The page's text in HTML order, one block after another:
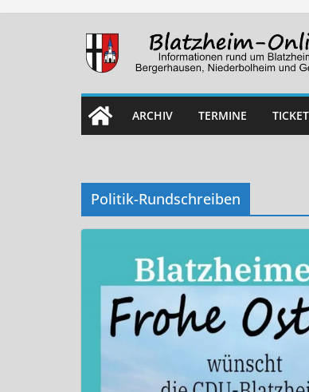
Skip
ARCHIV TERMINE
Politik-Rundschreiben